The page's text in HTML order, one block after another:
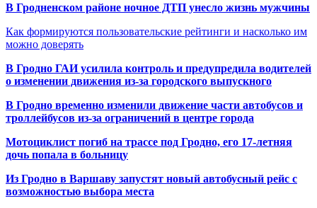
В Гродненском районе ночное ДТП унесло жизнь мужчины
Как формируются пользовательские рейтинги и насколько им
можно доверять
В Гродно ГАИ усилила контроль и предупредила водителей
о изменении движения из-за городского выпускного
В Гродно временно изменили движение части автобусов и
троллейбусов из-за ограничений в центре города
Мотоциклист погиб на трассе под Гродно, его 17-летняя
дочь попала в больницу
Из Гродно в Варшаву запустят новый автобусный рейс с
возможностью выбора места